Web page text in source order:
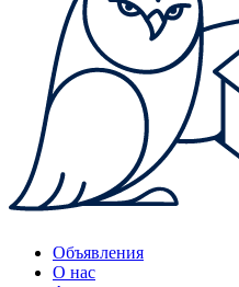
Объявления
О нас